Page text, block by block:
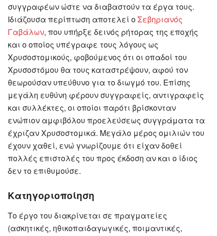
συγγραφέων ώστε να διαβαστούν τα έργα τους.
Ιδιάζουσα περίπτωση αποτελεί οΣεβηριανός
Γαβάλων, που υπήρξε δεινός ρήτορας της εποχής
και ο οποίος υπέγραφε τους λόγους ως
Χρυσοστομικούς, φοβούμενος ότι οι οπαδοί του
Χρυσοστόμου θα τους καταστρέψουν, αφού τον
θεωρούσαν υπεύθυνο για το διωγμό του. Επίσης
μεγάλη ευθύνη φέρουν συγγραφείς, αντιγραφείς
και συλλέκτες, οι οποίοι παρότι βρίσκονταν
ενώπιον αμφιβόλου προελεύσεως συγγράματα τα
έχριζαν Χρυσοστομικά. Μεγάλο μέρος ομιλιών του
έχουν χαθεί, ενώ γνωρίζουμε ότι είχαν δοθεί
πολλές επιστολές του προς έκδοση αν και ο ίδιος
δεν το επιθυμούσε.
Κατηγοριοποίηση
Το έργο του διακρίνεται σε πραγματείες
(ασκητικές, ηθικοπαιδαγωγικές, ποιμαντικές,